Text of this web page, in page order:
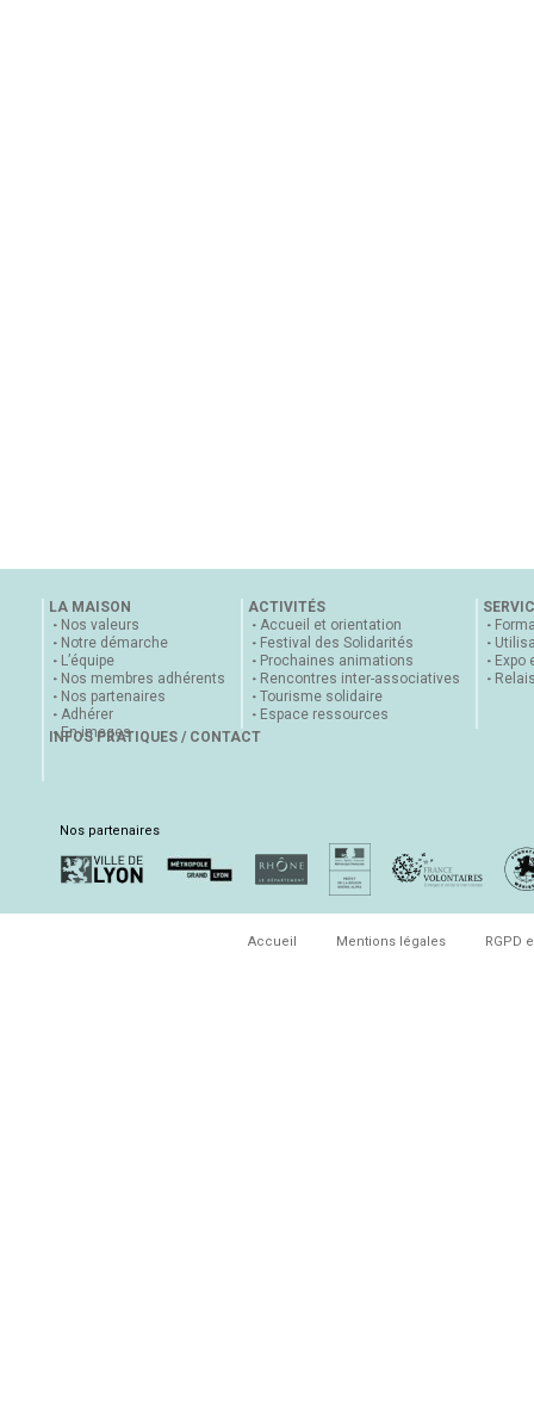
LA MAISON
Nos valeurs
Notre démarche
L’équipe
Nos membres adhérents
Nos partenaires
Adhérer
En images
ACTIVITÉS
Accueil et orientation
Festival des Solidarités
Prochaines animations
Rencontres inter-associatives
Tourisme solidaire
Espace ressources
Expo
INFOS PRATIQUES / CONTACT
Nos partenaires
Accueil Mentions légales RGPD